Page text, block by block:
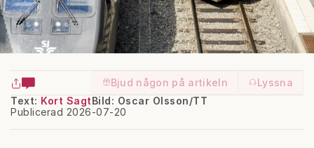
Bjud någon på artikeln
Lyssna
Text: Kort Sagt
Publicerad 2026-07-20
Bild: Oscar Olsson/TT